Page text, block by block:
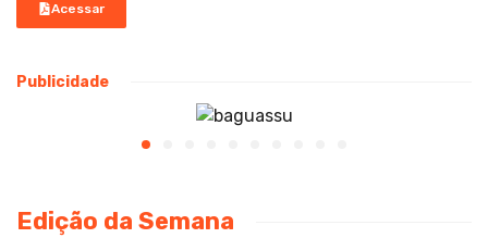
Acessar
Publicidade
Edição da Semana